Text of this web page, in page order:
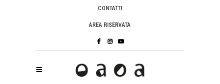
CONTATTI
AREA RISERVATA